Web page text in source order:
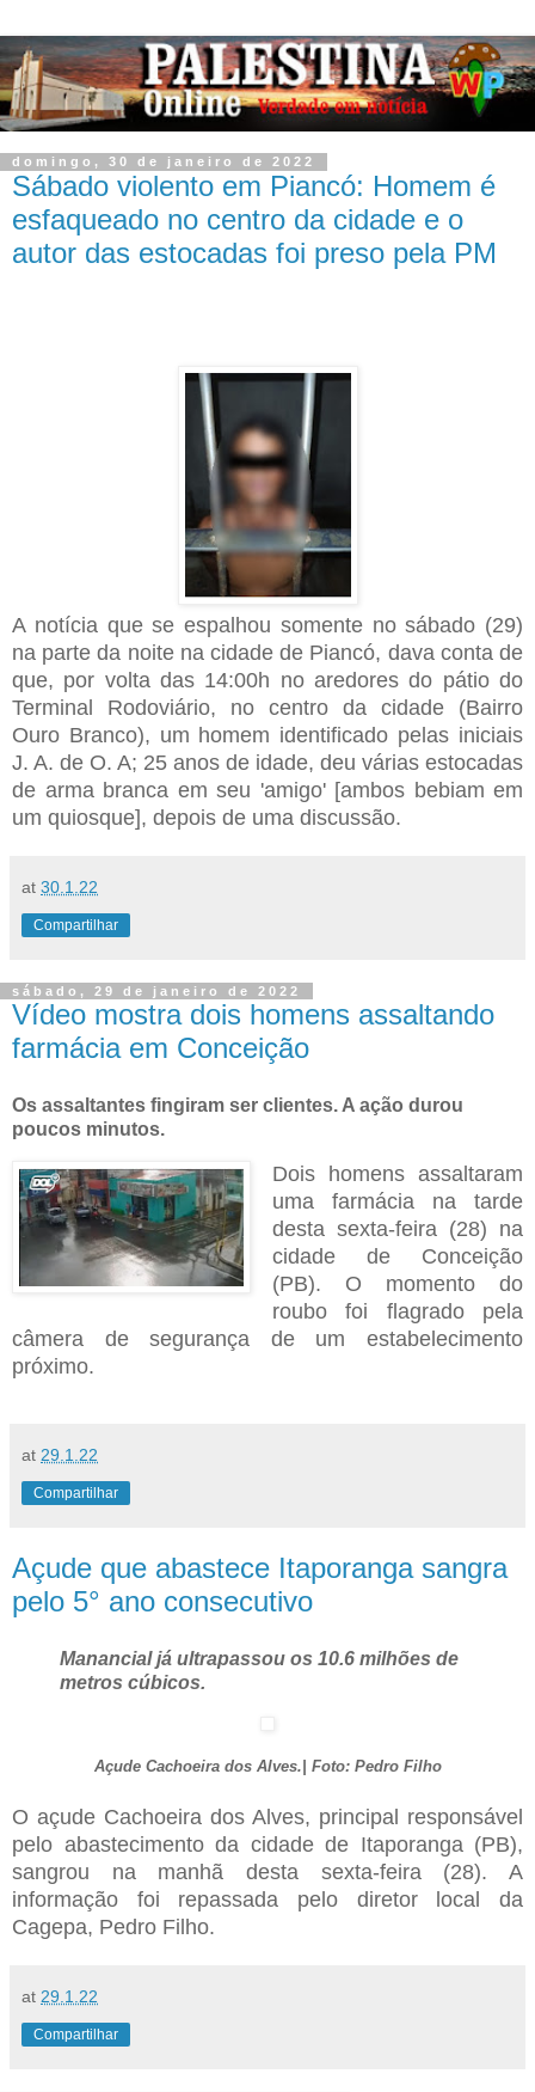
domingo, 30 de janeiro de 2022
Sábado violento em Piancó: Homem é
esfaqueado no centro da cidade e o
autor das estocadas foi preso pela PM
A notícia que se espalhou somente no sábado (29)
na parte da noite na cidade de Piancó, dava conta de
que, por volta das 14:00h no aredores do pátio do
Terminal Rodoviário, no centro da cidade (Bairro
Ouro Branco), um homem identificado pelas iniciais
J. A. de O. A; 25 anos de idade, deu várias estocadas
de arma branca em seu 'amigo' [ambos bebiam em
um quiosque], depois de uma discussão.
at 30.1.22
Compartilhar
sábado, 29 de janeiro de 2022
Vídeo mostra dois homens assaltando
farmácia em Conceição
Os assaltantes fingiram ser clientes. A ação durou
poucos minutos.
Dois homens assaltaram
uma farmácia na tarde
desta sexta-feira (28) na
cidade de Conceição
(PB). O momento do
roubo foi flagrado pela
câmera de segurança de um estabelecimento
próximo.
at 29.1.22
Compartilhar
Açude que abastece Itaporanga sangra
pelo 5° ano consecutivo
Manancial já ultrapassou os 10.6 milhões de
metros cúbicos.
Açude Cachoeira dos Alves.| Foto: Pedro Filho
O açude Cachoeira dos Alves, principal responsável
pelo abastecimento da cidade de Itaporanga (PB),
sangrou na manhã desta sexta-feira (28). A
informação foi repassada pelo diretor local da
Cagepa, Pedro Filho.
at 29.1.22
Compartilhar